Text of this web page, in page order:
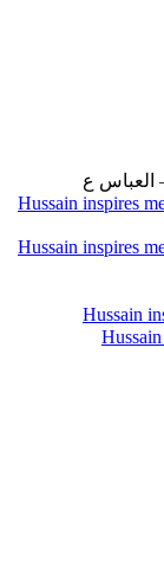
العباس ع